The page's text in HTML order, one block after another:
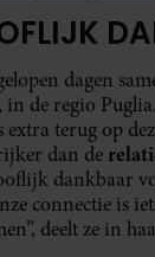
dagen
de regio
terug op
dan de
dankbaar
connectie is
deelt ze in